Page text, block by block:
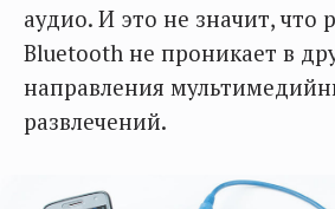
аудио. И это не значит, что
Bluetooth не проникает в
направления
развлечений.